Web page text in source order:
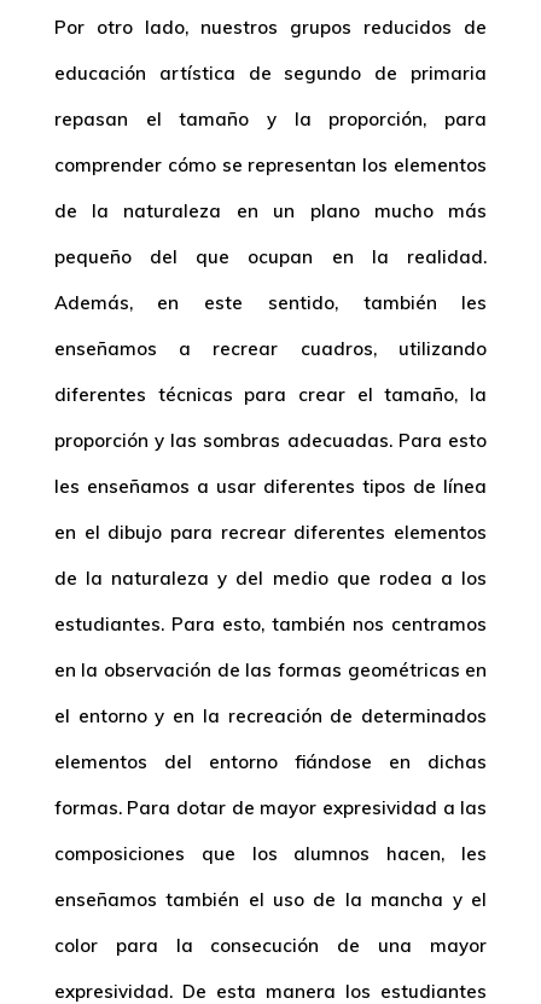
Por otro lado, nuestros grupos reducidos de
educación artística de segundo de primaria
repasan el tamaño y la proporción, para
comprender cómo se representan los elementos
de la naturaleza en un plano mucho más
pequeño del que ocupan en la realidad.
Además, en este sentido, también les
enseñamos a recrear cuadros, utilizando
diferentes técnicas para crear el tamaño, la
proporción y las sombras adecuadas. Para esto
les enseñamos a usar diferentes tipos de línea
en el dibujo para recrear diferentes elementos
de la naturaleza y del medio que rodea a los
estudiantes. Para esto, también nos centramos
en la observación de las formas geométricas en
el entorno y en la recreación de determinados
elementos del entorno fiándose en dichas
formas. Para dotar de mayor expresividad a las
composiciones que los alumnos hacen, les
enseñamos también el uso de la mancha y el
color para la consecución de una mayor
expresividad. De esta manera los estudiantes